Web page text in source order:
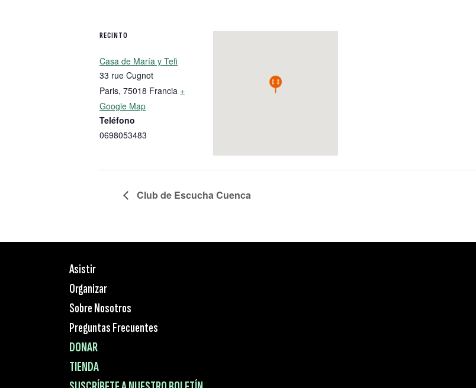
RECINTO
Casa de María y Tefi
33 rue Cugnot
Paris, 75018 Francia +
Google Map
Teléfono
0698053483
Club de Escucha Cuenca
Asistir
Organizar
Sobre Nosotros
Preguntas Frecuentes
DONAR
TIENDA